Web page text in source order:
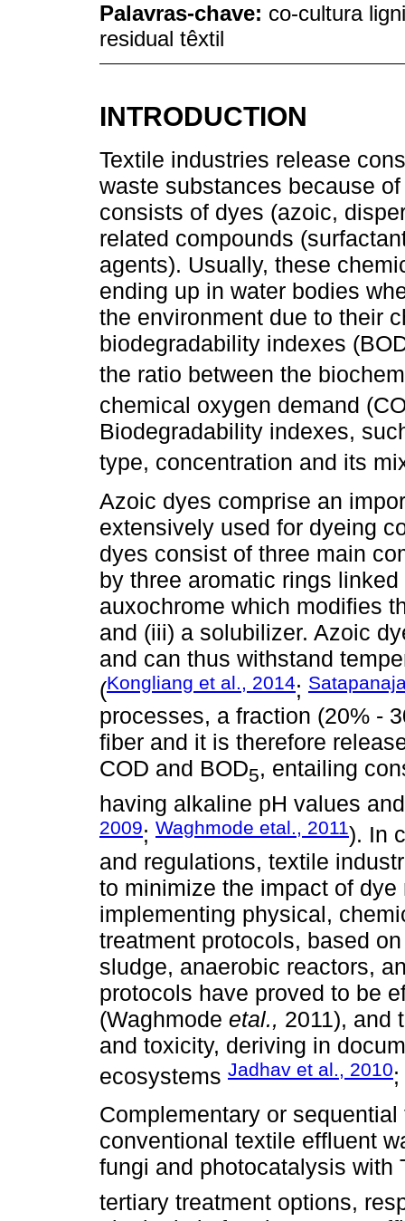
Palavras-chave: co-cultura
residual têxtil
INTRODUCTION
Textile industries release
waste substances because
consists of dyes (azoic,
related compounds
agents). Usually, these
ending up in water bodies
the environment due to their
biodegradability indexes
the ratio between the
chemical oxygen demand
Biodegradability indexes,
type, concentration and its
Azoic dyes comprise an
extensively used for dyeing
dyes consist of three main
by three aromatic rings
auxochrome which modifies
and (iii) a solubilizer. Azoic
and can thus withstand
(Kongliang et al., 2014;
processes, a fraction (20% -
fiber and it is therefore
COD and BOD5, entailing
having alkaline pH values
2009; Waghmode etal., 2011). In
and regulations, textile
to minimize the impact of
implementing physical,
treatment protocols, based
sludge, anaerobic reactors,
protocols have proved to be
(Waghmode etal., 2011), and
and toxicity, deriving in
ecosystems Jadhav et al., 2010;
Complementary or
conventional textile effluent
fungi and photocatalysis with
tertiary treatment options,